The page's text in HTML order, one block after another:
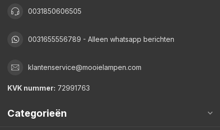
0031850606505
0031655556789 - Alleen whatsapp berichten
klantenservice@mooielampen.com
KVK nummer: 72991763
Categorieën